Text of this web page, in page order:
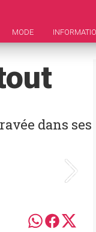
MODE
dans ses